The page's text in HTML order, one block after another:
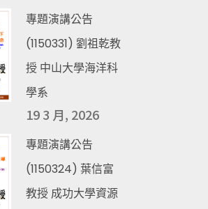
專題演講公告
(1150331) 劉祖乾教
授 中山大學海洋科
學系
19 3 月, 2026
專題演講公告
(1150324) 葉信富
教授 成功大學資源